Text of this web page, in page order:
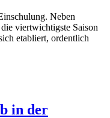
Neben
viertwichtigste Saison
etabliert, ordentlich
in der